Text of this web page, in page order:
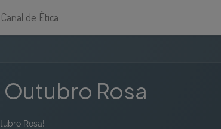
Canal de Ética
Rosa
Rosa!